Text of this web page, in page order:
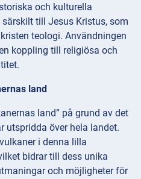
och kulturella
till Jesus Kristus, som
teologi. Användningen
koppling till religiösa och
land
land” på grund av det
utspridda över hela landet.
i denna lilla
bidrar till dess unika
och möjligheter för